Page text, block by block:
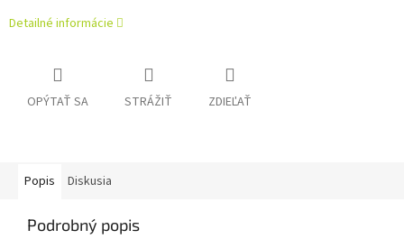
Detailné informácie
OPÝTAŤ SA STRÁŽIŤ ZDIEĽAŤ
Popis Diskusia
Podrobný popis